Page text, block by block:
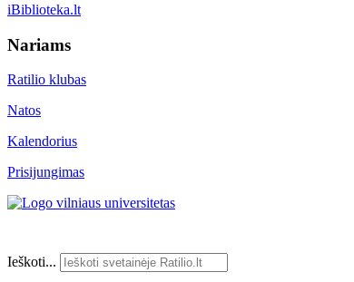
iBiblioteka.lt
Nariams
Ratilio klubas
Natos
Kalendorius
Prisijungimas
Ieškoti...